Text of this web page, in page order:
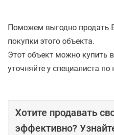
Поможем выгодно продать
покупки этого объекта.
Этот объект можно купить
уточняйте у специалиста
Хотите продавать
эффективно?